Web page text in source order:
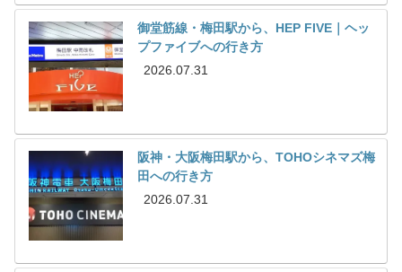
御堂筋線・梅田駅から、HEP FIVE｜ヘッ
プファイブへの行き方
2026.07.31
阪神・大阪梅田駅から、TOHOシネマズ梅
田への行き方
2026.07.31